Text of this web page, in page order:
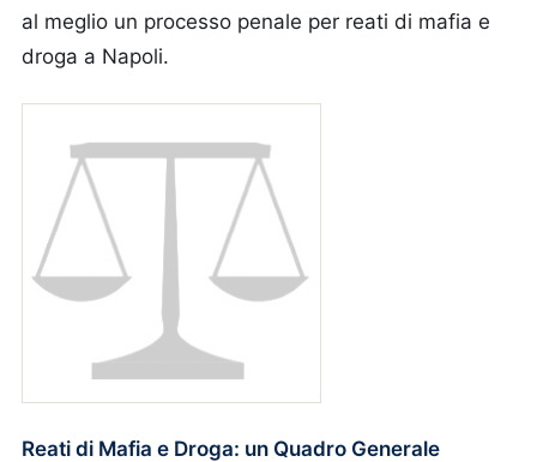
al meglio un processo penale per reati di mafia e
droga a Napoli.
Reati di Mafia e Droga: un Quadro Generale